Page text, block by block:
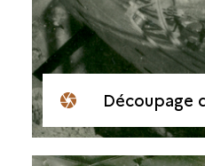
Découpage d’une plaque de blindage